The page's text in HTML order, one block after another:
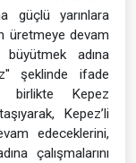
güçlü yarınlara
üretmeye devam
adına
şeklinde ifade
Kepez
Kepez’li
edeceklerini,
çalışmalarını